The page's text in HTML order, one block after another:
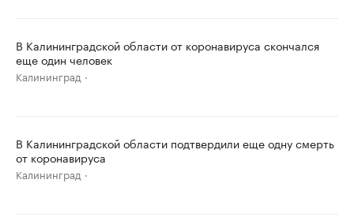
В Калининградской области от коронавируса скончался
еще один человек
Калининград
В Калининградской области подтвердили еще одну смерть
от коронавируса
Калининград